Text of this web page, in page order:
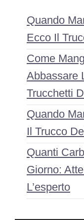
Quando
Ecco Il
Come
Abbassare
Trucchetti
Quando
Il Trucco
Quanti
Giorno:
L’esperto